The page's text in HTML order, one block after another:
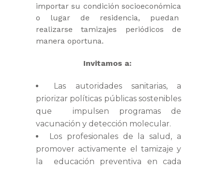
importar su condición socioeconómica
o lugar de residencia, puedan
realizarse tamizajes periódicos de
manera oportuna.
Invitamos a:
Las autoridades sanitarias, a
priorizar políticas públicas sostenibles
que impulsen programas de
vacunación y detección molecular.
Los profesionales de la salud, a
promover activamente el tamizaje y
la educación preventiva en cada